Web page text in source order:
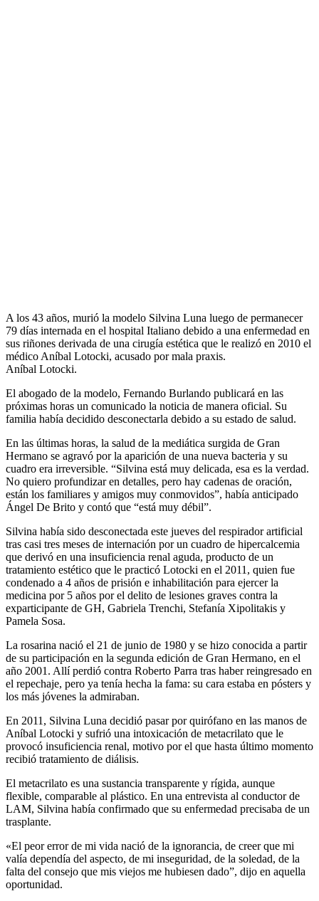
A los 43 años, murió la modelo Silvina Luna luego de permanecer
79 días internada en el hospital Italiano debido a una enfermedad en
sus riñones derivada de una cirugía estética que le realizó en 2010 el
médico Aníbal Lotocki, acusado por mala praxis.
Aníbal Lotocki.
El abogado de la modelo, Fernando Burlando publicará en las
próximas horas un comunicado la noticia de manera oficial. Su
familia había decidido desconectarla debido a su estado de salud.
En las últimas horas, la salud de la mediática surgida de Gran
Hermano se agravó por la aparición de una nueva bacteria y su
cuadro era irreversible. “Silvina está muy delicada, esa es la verdad.
No quiero profundizar en detalles, pero hay cadenas de oración,
están los familiares y amigos muy conmovidos”, había anticipado
Ángel De Brito y contó que “está muy débil”.
Silvina había sido desconectada este jueves del respirador artificial
tras casi tres meses de internación por un cuadro de hipercalcemia
que derivó en una insuficiencia renal aguda, producto de un
tratamiento estético que le practicó Lotocki en el 2011, quien fue
condenado a 4 años de prisión e inhabilitación para ejercer la
medicina por 5 años por el delito de lesiones graves contra la
exparticipante de GH, Gabriela Trenchi, Stefanía Xipolitakis y
Pamela Sosa.
La rosarina nació el 21 de junio de 1980 y se hizo conocida a partir
de su participación en la segunda edición de Gran Hermano, en el
año 2001. Allí perdió contra Roberto Parra tras haber reingresado en
el repechaje, pero ya tenía hecha la fama: su cara estaba en pósters y
los más jóvenes la admiraban.
En 2011, Silvina Luna decidió pasar por quirófano en las manos de
Aníbal Lotocki y sufrió una intoxicación de metacrilato que le
provocó insuficiencia renal, motivo por el que hasta último momento
recibió tratamiento de diálisis.
El metacrilato es una sustancia transparente y rígida, aunque
flexible, comparable al plástico. En una entrevista al conductor de
LAM, Silvina había confirmado que su enfermedad precisaba de un
trasplante.
«El peor error de mi vida nació de la ignorancia, de creer que mi
valía dependía del aspecto, de mi inseguridad, de la soledad, de la
falta del consejo que mis viejos me hubiesen dado”, dijo en aquella
oportunidad.